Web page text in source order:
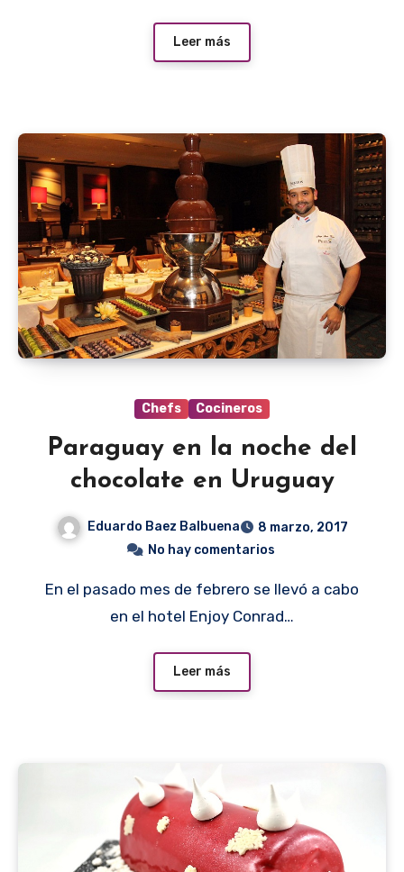
Leer más
Chefs Cocineros
Paraguay en la noche del
chocolate en Uruguay
Eduardo Baez Balbuena
8 marzo, 2017
No hay comentarios
En el pasado mes de febrero se llevó a cabo
en el hotel Enjoy Conrad…
Leer más